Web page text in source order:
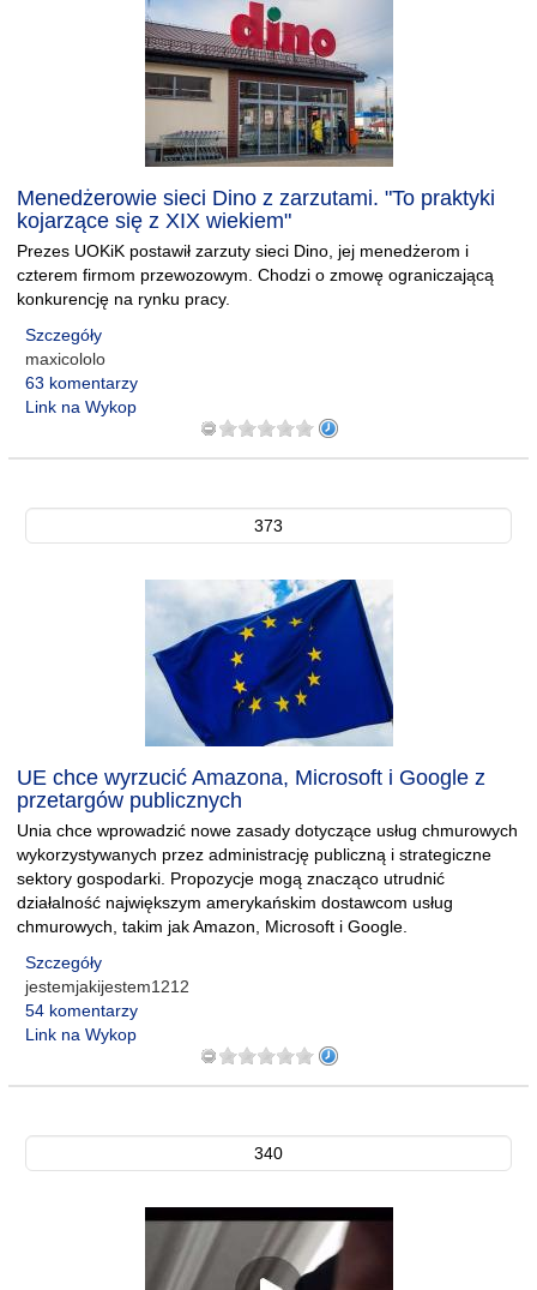
Menedżerowie sieci Dino z zarzutami. "To praktyki
kojarzące się z XIX wiekiem"
Prezes UOKiK postawił zarzuty sieci Dino, jej menedżerom i
czterem firmom przewozowym. Chodzi o zmowę ograniczającą
konkurencję na rynku pracy.
Szczegóły
maxicololo
63 komentarzy
Link na Wykop
373
UE chce wyrzucić Amazona, Microsoft i Google z
przetargów publicznych
Unia chce wprowadzić nowe zasady dotyczące usług chmurowych
wykorzystywanych przez administrację publiczną i strategiczne
sektory gospodarki. Propozycje mogą znacząco utrudnić
działalność największym amerykańskim dostawcom usług
chmurowych, takim jak Amazon, Microsoft i Google.
Szczegóły
jestemjakijestem1212
54 komentarzy
Link na Wykop
340